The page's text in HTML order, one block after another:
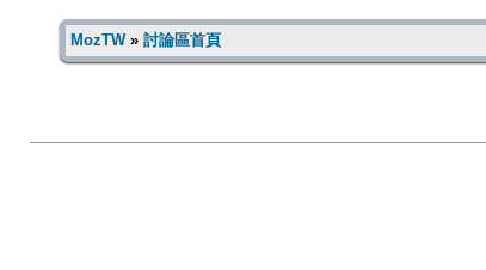
MozTW» 討論區首頁